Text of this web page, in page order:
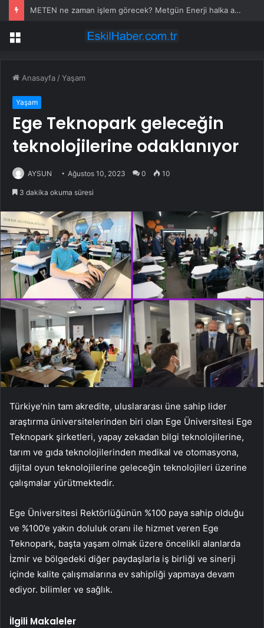
METEN ne zaman işlem görecek? Metgün Enerji halka arz kaç lot verdi?
Menü
Anasayfa /Yaşam
Yaşam
Ege Teknopark geleceğin
teknolojilerine odaklanıyor
AYSUN Ağustos 10, 2023 0 10
3 dakika okuma süresi
Türkiye’nin tam akredite, uluslararası üne sahip lider
araştırma üniversitelerinden biri olan Ege Üniversitesi Ege
Teknopark şirketleri, yapay zekadan bilgi teknolojilerine,
tarım ve gıda teknolojilerinden medikal ve otomasyona,
dijital oyun teknolojilerine geleceğin teknolojileri üzerine
çalışmalar yürütmektedir.
Ege Üniversitesi Rektörlüğünün %100 paya sahip olduğu
ve %100’e yakın doluluk oranı ile hizmet veren Ege
Teknopark, başta yaşam olmak üzere öncelikli alanlarda
İzmir ve bölgedeki diğer paydaşlarla iş birliği ve sinerji
içinde kalite çalışmalarına ev sahipliği yapmaya devam
ediyor. bilimler ve sağlık.
İlgili Makaleler